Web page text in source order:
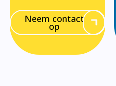
Neem contact
op